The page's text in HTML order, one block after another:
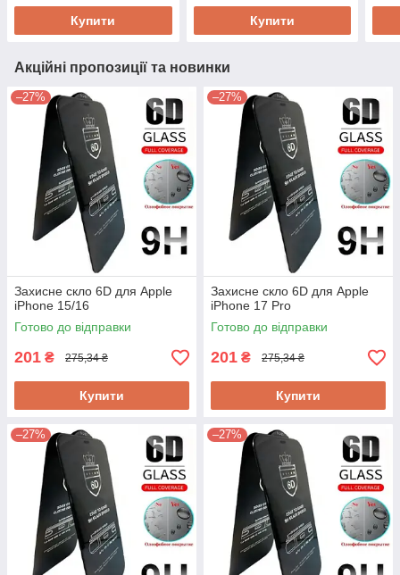
Купити Купити
Акційні пропозиції та новинки
–27%
Захисне скло 6D для Apple
iPhone 15/16
Готово до відправки
201 ₴ 275,34 ₴
Купити
–27%
Захисне скло 6D для Apple
iPhone 17 Pro
Готово до відправки
201 ₴ 275,34 ₴
Купити
–27% –27%